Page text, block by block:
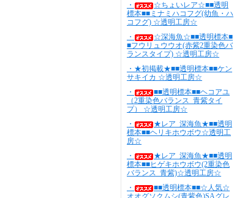
・
☆ちょいレア☆■■透明
標本■■ミナミハコフグ(幼魚・ハ
コフグ) ☆透明工房☆
・
☆深海魚☆■■透明標本■
■フウリュウウオ(赤紫2重染色バ
ランスタイプ) ☆透明工房☆
・★初掲載★■■透明標本■■ケン
サキイカ ☆透明工房☆
・
■■透明標本■■ヘコアユ
（2重染色バランス_青紫タイ
プ） ☆透明工房☆
・
★レア_深海魚★■■透明
標本■■ヘリキホウボウ☆透明工
房☆
・
★レア_深海魚★■■透明
標本■■ヒゲキホウボウ(2重染色
バランス_青紫)☆透明工房☆
・
■■透明標本■■☆人気☆
オオグソクムシ(青紫色)SAグレ